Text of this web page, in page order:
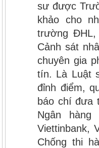
sư được
khảo cho
trường
Cảnh sát
chuyên gia
tín. Là Luật
đỉnh điểm,
báo chí đưa
Ngân hàng
Viettinbank,
Chống thi